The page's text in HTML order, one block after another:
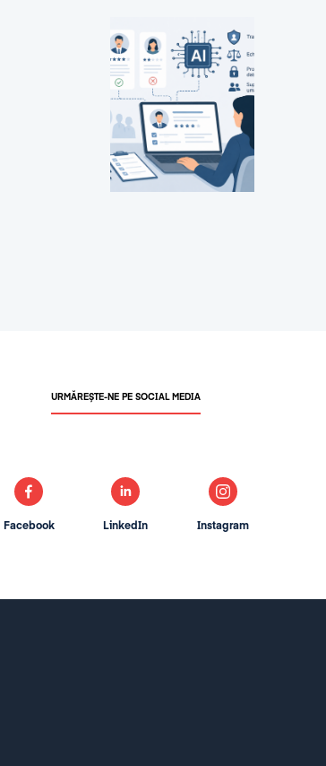
URMĂREȘTE-NE PE SOCIAL MEDIA
Facebook LinkedIn Instagram